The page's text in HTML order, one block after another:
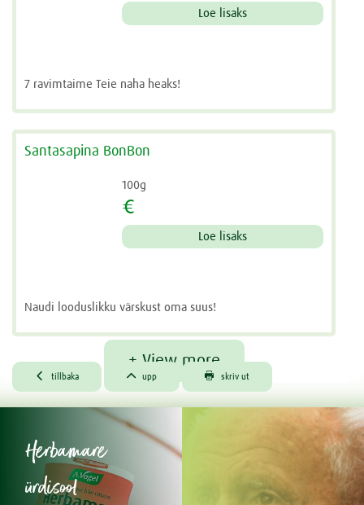
Loe lisaks
7 ravimtaime Teie naha heaks!
Santasapina BonBon
100g
€
Loe lisaks
Naudi looduslikku värskust oma suus!
+ View more
 tillbaka  upp  skriv ut
Herbamare
ürdisool